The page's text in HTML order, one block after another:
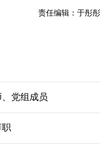
责任编辑：于彤彤
党组成员